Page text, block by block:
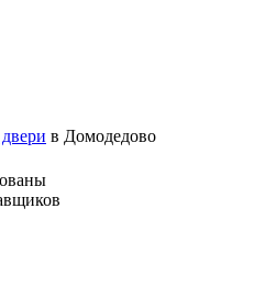
в Домодедово